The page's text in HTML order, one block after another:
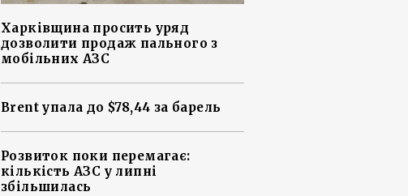
Харківщина просить уряд
дозволити продаж пального з
мобільних АЗС
Brent упала до $78,44 за барель
Розвиток поки перемагає:
кількість АЗС у липні
збільшилась